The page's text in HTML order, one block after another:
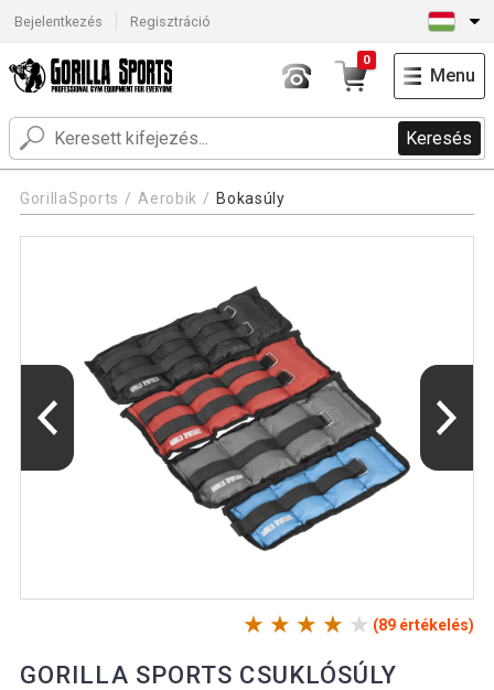
Bejelentkezés Regisztráció
Keresés
0
Menu
GorillaSports Aerobik Bokasúly
(89 értékelés)
GORILLA SPORTS CSUKLÓSÚLY